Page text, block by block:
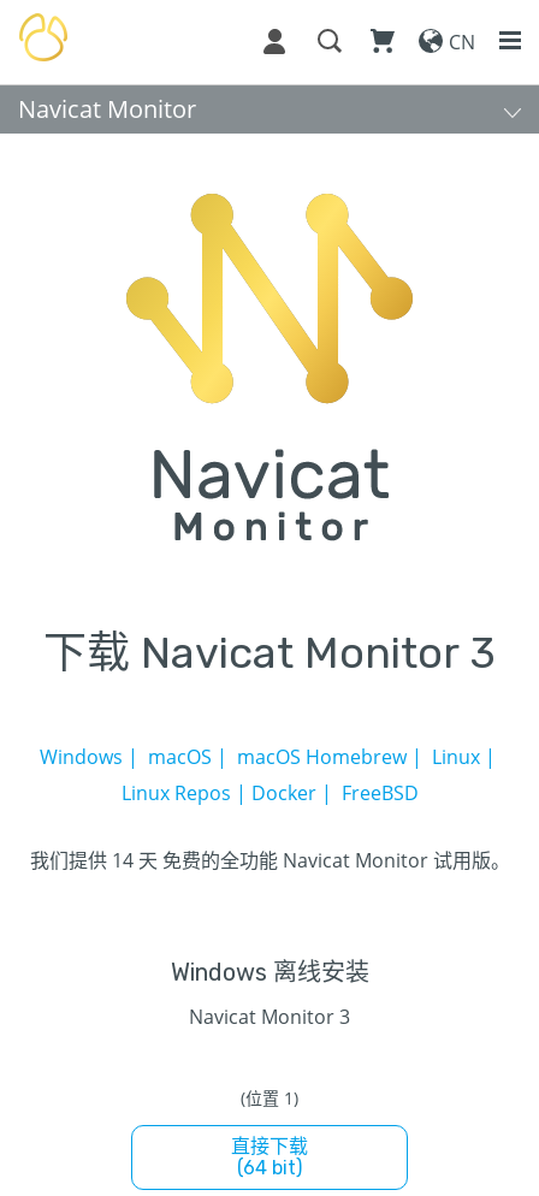
CN
Navicat Monitor
下载 Navicat Monitor 3
Windows | macOS | macOS Homebrew| Linux|
Linux Repos | Docker| FreeBSD
我们提供 14 天 免费的全功能 Navicat Monitor 试用版。
Windows 离线安装
Navicat Monitor 3
(位置 1)
直接下载
(64 bit)